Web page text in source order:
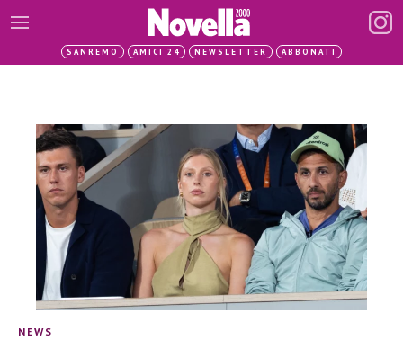
SANREMO AMICI 24 NEWSLETTER ABBONATI
NEWS